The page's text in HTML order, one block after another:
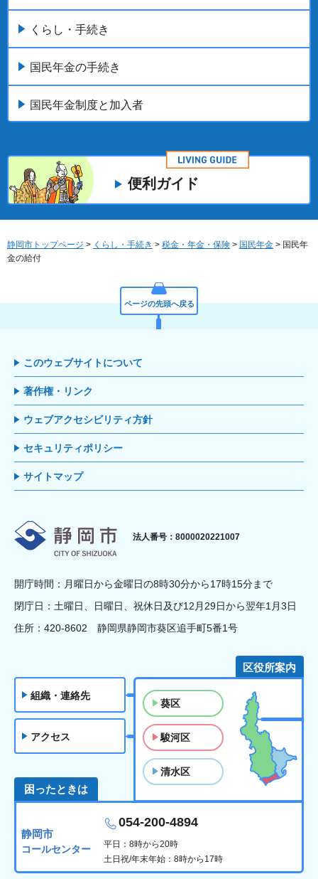
くらし・手続き
国民年金の手続き
国民年金制度と加入者
便利ガイド
静岡市トップページ > くらし・手続き > 税金・年金・保険 > 国民年金 > 国民年
金の給付
ページの先頭へ戻る
このウェブサイトについて
著作権・リンク
ウェブアクセシビリティ方針
セキュリティポリシー
サイトマップ
静岡市
法人番号：8000020221007
開庁時間：月曜日から金曜日の8時30分から17時15分まで
閉庁日：土曜日、日曜日、祝休日及び12月29日から翌年1月3日
住所：420-8602 静岡県静岡市葵区追手町5番1号
組織・連絡先
アクセス
区役所案内
葵区
駿河区
清水区
困ったときは
静岡市
コールセンター
054-200-4894
平日：8時から20時
土日祝/年末年始：8時から17時